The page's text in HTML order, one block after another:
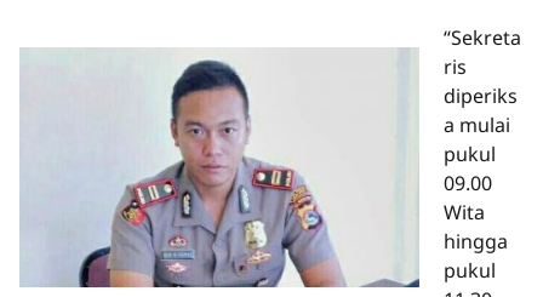
“Sekreta
ris
diperiks
a mulai
pukul
09.00
Wita
hingga
pukul